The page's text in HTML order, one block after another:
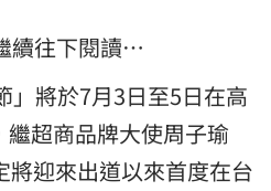
續往下閱讀…
」將於7月3日至5日在高
超商品牌大使周子瑜
將迎來出道以來首度在台